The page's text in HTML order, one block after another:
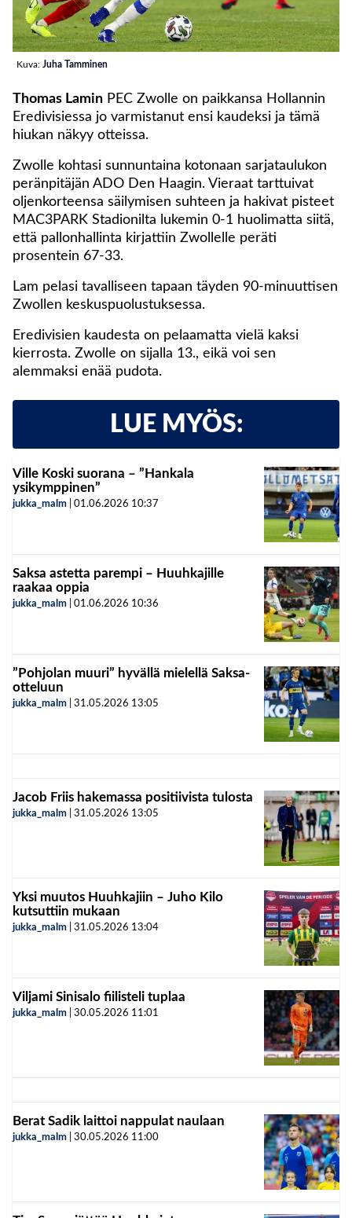
Kuva: Juha Tamminen
Thomas Lamin PEC Zwolle on paikkansa Hollannin
Eredivisiessa jo varmistanut ensi kaudeksi ja tämä
hiukan näkyy otteissa.
Zwolle kohtasi sunnuntaina kotonaan sarjataulukon
peränpitäjän ADO Den Haagin. Vieraat tarttuivat
oljenkorteensa säilymisen suhteen ja hakivat pisteet
MAC3PARK Stadionilta lukemin 0-1 huolimatta siitä,
että pallonhallinta kirjattiin Zwollelle peräti
prosentein 67-33.
Lam pelasi tavalliseen tapaan täyden 90-minuuttisen
Zwollen keskuspuolustuksessa.
Eredivisien kaudesta on pelaamatta vielä kaksi
kierrosta. Zwolle on sijalla 13., eikä voi sen
alemmaksi enää pudota.
LUE MYÖS:
Ville Koski suorana – ”Hankala
ysikymppinen”
jukka_malm 01.06.2026 10:37
Saksa astetta parempi – Huuhkajille
raakaa oppia
jukka_malm 01.06.2026 10:36
”Pohjolan muuri” hyvällä mielellä Saksa-
otteluun
jukka_malm 31.05.2026 13:05
Jacob Friis hakemassa positiivista tulosta
jukka_malm 31.05.2026 13:05
Yksi muutos Huuhkajiin – Juho Kilo
kutsuttiin mukaan
jukka_malm 31.05.2026 13:04
Viljami Sinisalo fiilisteli tuplaa
jukka_malm 30.05.2026 11:01
Berat Sadik laittoi nappulat naulaan
jukka_malm 30.05.2026 11:00